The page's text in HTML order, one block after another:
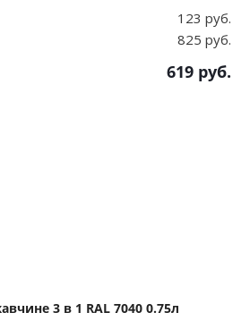
123 руб.
825 руб.
619 руб.
3 в 1 RAL 7040 0.75л